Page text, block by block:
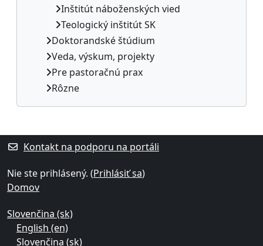
Inštitút náboženských vied
Teologický inštitút SK
Doktorandské štúdium
Veda, výskum, projekty
Pre pastoračnú prax
Rôzne
Dodatočné bloky
Kontakt na podporu na portáli
Nie ste prihlásený. (Prihlásiť sa)
Domov
Slovenčina ‎(sk)‎
English ‎(en)‎
Slovenčina ‎(sk)‎